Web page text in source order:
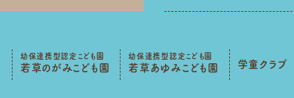
幼保連携型認定こども園
若草のがみこども園
幼保連携型認定こども園
若草あゆみこども園 学童クラブ